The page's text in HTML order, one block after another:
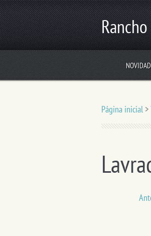
Página inicial >